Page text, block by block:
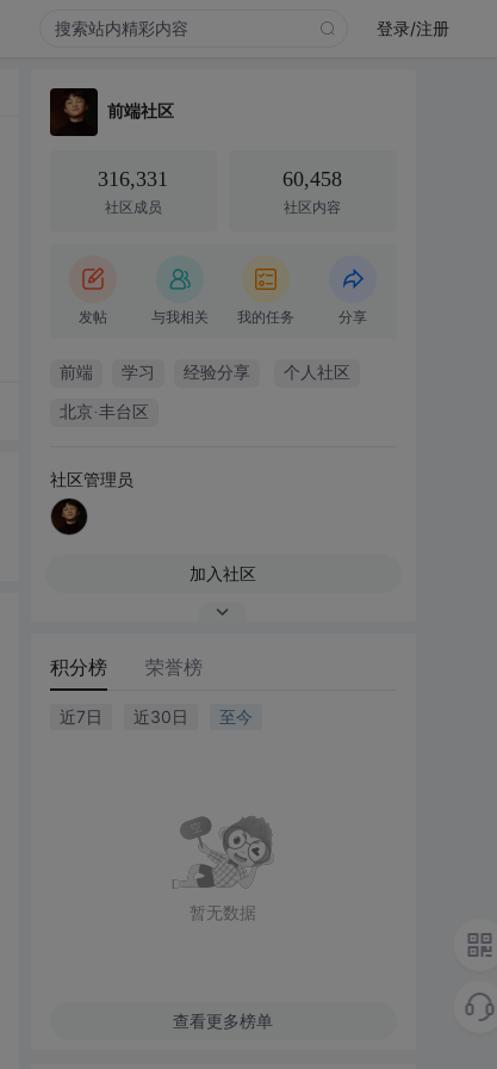
登录/注册
前端社区
316,331
社区成员
60,458
社区内容
发帖 与我相关 我的任务 分享
前端 学习 经验分享 个人社区
北京·丰台区
社区管理员
加入社区
积分榜 荣誉榜
近7日 近30日 至今
暂无数据
查看更多榜单